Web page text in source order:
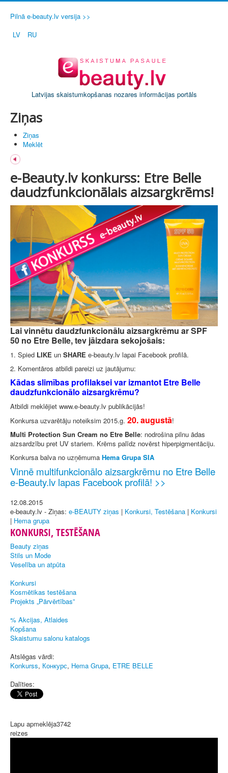
Pilnā e-beauty.lv versija >>
LV
RU
Latvijas skaistumkopšanas nozares informācijas portāls
Ziņas
Ziņas
Meklēt
e-Beauty.lv konkurss: Etre Belle
daudzfunkcionālais aizsargkrēms!
Lai vinnētu daudzfunkcionālu aizsargkrēmu ar SPF
50 no Etre Belle, tev jāizdara sekojošais:
1. Spied LIKE un SHARE e-beauty.lv lapai Facebook profilā.
2. Komentāros atbildi pareizi uz jautājumu:
Kādas slimības profilaksei var izmantot Etre Belle
daudzfunkcionālo aizsargkrēmu?
Atbildi meklējiet www.e-beauty.lv publikācijās!
Konkursa uzvarētāju noteiksim 2015.g. 20. augustā!
Multi Protection Sun Cream no Etre Belle: nodrošina pilnu ādas
aizsardzību pret UV stariem. Krēms palīdz novērst hiperpigmentāciju.
Konkursa balva no uzņēmuma Hema Grupa SIA
Vinnē multifunkcionālo aizsargkrēmu no Etre Belle
e-Beauty.lv lapas Facebook profilā! >>
12.08.2015
e-beauty.lv - Ziņas: e-BEAUTY ziņas | Konkursi, Testēšana | Konkursi
| Hema grupa
KONKURSI, TESTĒŠANA
Beauty ziņas
Stils un Mode
Veselība un atpūta
Konkursi
Kosmētikas testēšana
Projekts „Pārvērtības”
% Akcijas, Atlaides
Kopšana
Skaistumu salonu katalogs
Atslēgas vārdi:
Konkurss, Конкурс, Hema Grupa, ETRE BELLE
Dalīties:
Lapu apmeklēja3742
reizes